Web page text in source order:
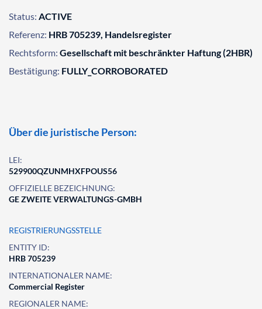
Status: ACTIVE
Referenz: HRB 705239, Handelsregister
Rechtsform: Gesellschaft mit beschränkter Haftung (2HBR)
Bestätigung: FULLY_CORROBORATED
Über die juristische Person:
LEI:
529900QZUNMHXFPOUS56
OFFIZIELLE BEZEICHNUNG:
GE ZWEITE VERWALTUNGS-GMBH
REGISTRIERUNGSSTELLE
ENTITY ID:
HRB 705239
INTERNATIONALER NAME:
Commercial Register
REGIONALER NAME: